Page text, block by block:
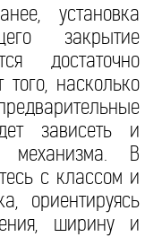
установка
закрытие
достаточно
насколько
зависеть и
механизма. В
с классом и
ориентируясь
ширину и